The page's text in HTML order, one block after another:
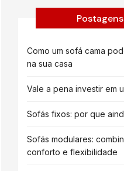
Como um sofá cama
na sua casa
Vale a pena investir em
Sofás fixos: por que
Sofás modulares:
conforto e flexibilidade